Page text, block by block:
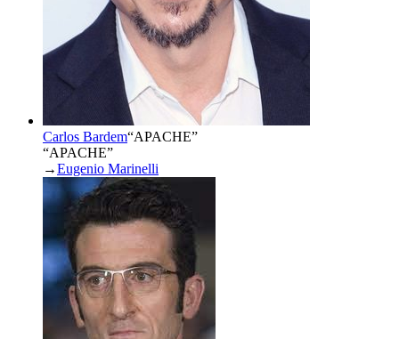
Carlos Bardem“APACHE”
“APACHE”
→Eugenio Marinelli